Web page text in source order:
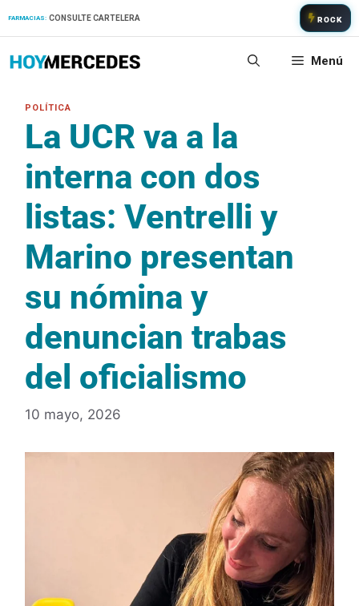
FARMACIAS: CONSULTE CARTELERA ROCK
Menú
La UCR va a la
interna con dos
listas: Ventrelli y
Marino presentan
su nómina y
denuncian trabas
del oficialismo
10 mayo, 2026